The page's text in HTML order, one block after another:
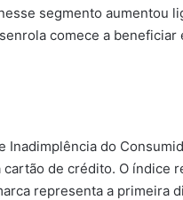
segmento aumentou
comece a
Inadimplência do
de crédito. O índice
representa a primeira